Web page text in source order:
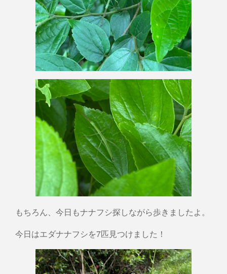
もちろん、今日もナナフシ探しながら歩きましたよ。
今日はエダナナフシを7匹見つけました！